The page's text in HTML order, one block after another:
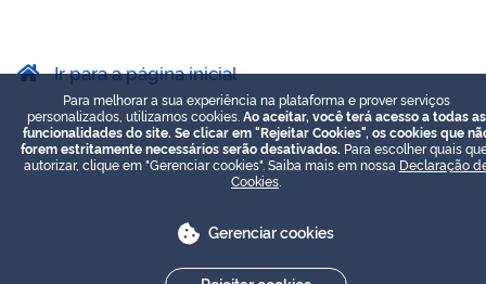
Ir para a página inicial
Para melhorar a sua experiência na plataforma e prover serviços
personalizados, utilizamos cookies. Ao aceitar, você terá acesso a todas as
funcionalidades do site. Se clicar em "Rejeitar Cookies", os cookies que
forem estritamente necessários serão desativados. Para escolher quais
autorizar, clique em "Gerenciar cookies". Saiba mais em nossa Declaração
Cookies
Gerenciar cookies